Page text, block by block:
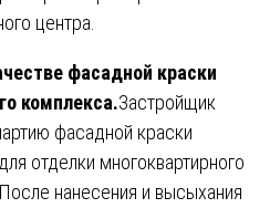
центра.
фасадной краски
комплекса.Застройщик
фасадной краски
отделки многоквартирного
нанесения и высыхания